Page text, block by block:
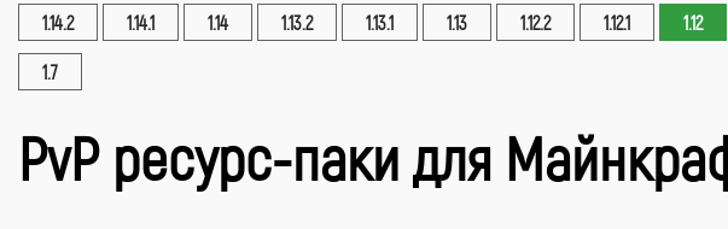
1.14.2 1.14.1 1.14 1.13.2 1.13.1 1.13 1.12.2 1.12.1 1.12
1.7
PvP ресурс-паки для